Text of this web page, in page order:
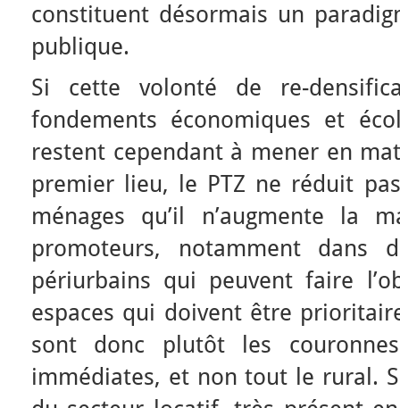
constituent désormais un
publique.
Si cette volonté de re-
fondements économiques et
restent cependant à mener en
premier lieu, le PTZ ne réduit
ménages qu’il n’augmente la
promoteurs, notamment dans
périurbains qui peuvent faire
espaces qui doivent être
sont donc plutôt les
immédiates, et non tout le rural.